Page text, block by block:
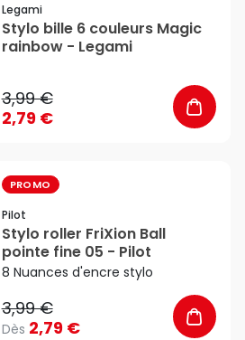
Legami
Stylo bille 6 couleurs Magic
rainbow - Legami
3,99 €
2,79 €
PROMO
Pilot
Stylo roller FriXion Ball
pointe fine 05 - Pilot
8 Nuances d'encre stylo
3,99 €
Dès 2,79 €